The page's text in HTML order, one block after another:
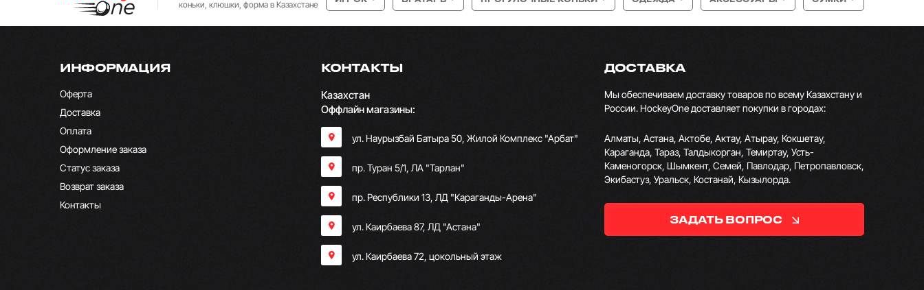
коньки, клюшки, форма в Казахстане
ИНФОРМАЦИЯ
Оферта
Доставка
Оплата
Оформление заказа
Статус заказа
Возврат заказа
Контакты
КОНТАКТЫ
Казахстан
Оффлайн магазины:
ул. Наурызбай Батыра 50, Жилой Комплекс "Арбат"
пр. Туран 5/1, ЛА "Тарлан"
пр. Республики 13, ​ЛД "Караганды-Арена"
ул. Каирбаева 87, ЛД "Астана"
ул. Каирбаева 72, цокольный этаж
ДОСТАВКА
Мы обеспечиваем доставку товаров по всему Казахстану и
России. HockeyOne доставляет покупки в городах:
Алматы, Астана, Актобе, Актау, Атырау, Кокшетау,
Караганда, Тараз, Талдыкорган, Темиртау, Усть-
Каменогорск, Шымкент, Семей, Павлодар, Петропавловск,
Экибастуз, Уральск, Костанай, Кызылорда.
ЗАДАТЬ ВОПРОС